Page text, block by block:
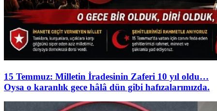
15 Temmuz: Milletin İradesinin Zaferi 10 yıl oldu…
Oysa o karanlık gece hâlâ dün gibi hafızalarımızda.